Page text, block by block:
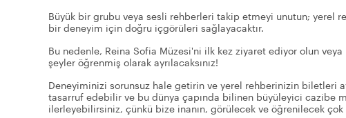
Büyük bir grubu veya sesli rehberleri takip etmeyi unutun; yerel
bir deneyim için doğru içgörüleri sağlayacaktır.
Bu nedenle, Reina Sofia Müzesi'ni ilk kez ziyaret ediyor olun
şeyler öğrenmiş olarak ayrılacaksınız!
Deneyiminizi sorunsuz hale getirin ve yerel rehberinizin biletleri
tasarruf edebilir ve bu dünya çapında bilinen büyüleyici cazibe
ilerleyebilirsiniz, çünkü bize inanın, görülecek ve öğrenilecek çok